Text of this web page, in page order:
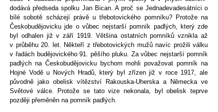
dodává předseda spolku Jan Bican. A proč se Jednadevadesátníci o
bílé sobotě scházejí právě u třebotovického pomníku? Protože na
Českobudějovicku jde o vůbec nejstarší pomník padlých, který zde
byl odhalen již v září 1919. Většina ostatních pomníků vznikla až
v průběhu 20. let. Někteří z třebotovických mužů navíc prožili válku
v řadách budějovického 91. pěšího pluku. Za vůbec nejstarší pomník
padlých na Českobudějovicku bychom mohli považovat pomník na
Hojné Vodě u Nových Hradů, který byl zřízen již v roce 1917, ale
původně jako obelisk vítězství Rakouska-Uherska a Německa ve
Světové válce. Protože se tato vize nekonala, byl obelisk teprve
později přeměněn na pomník padlých.